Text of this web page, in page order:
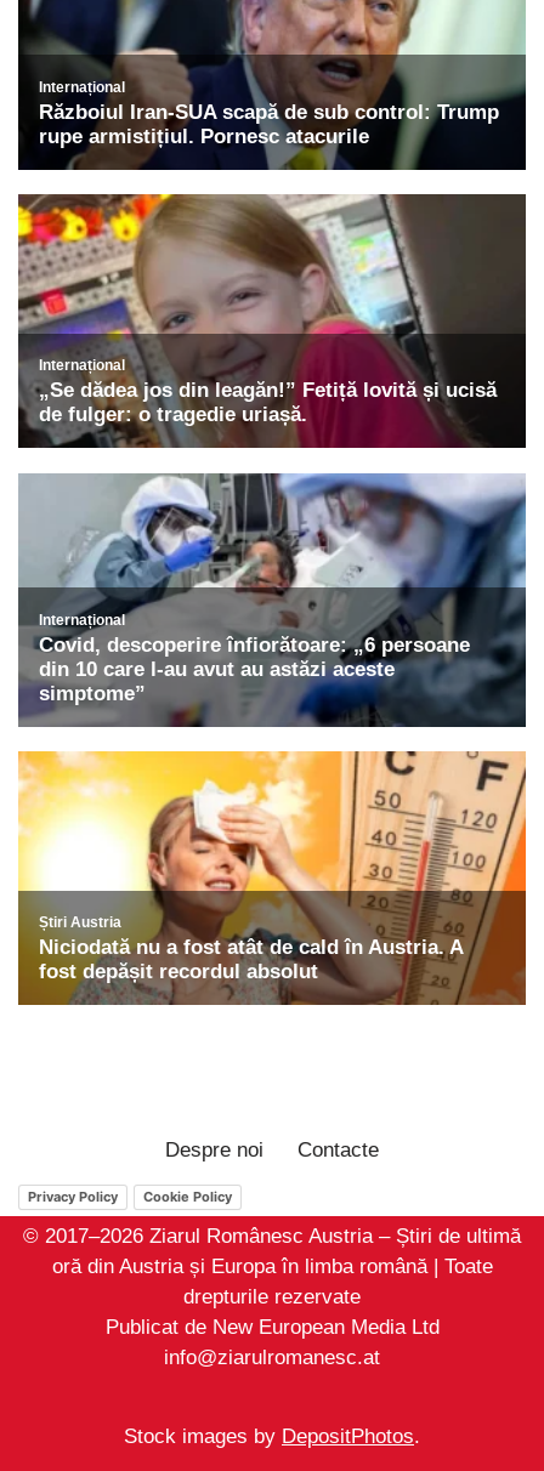
Despre noi Contacte
Privacy Policy Cookie Policy
© 2017–2026 Ziarul Românesc Austria – Știri de ultimă
oră din Austria și Europa în limba română | Toate
drepturile rezervate
Publicat de New European Media Ltd
info@ziarulromanesc.at
Stock images by DepositPhotos.